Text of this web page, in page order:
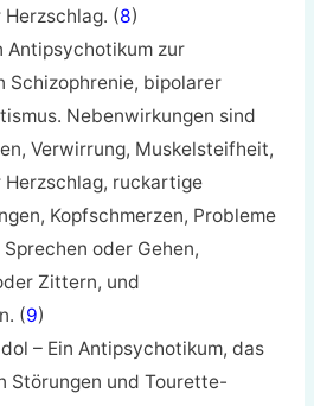
(8)
Antipsychotikum zur
Schizophrenie, bipolarer
Nebenwirkungen sind
Verwirrung, Muskelsteifheit,
Herzschlag, ruckartige
Kopfschmerzen, Probleme
oder Gehen,
Zittern, und
(9)
– Ein Antipsychotikum, das
Störungen und Tourette-